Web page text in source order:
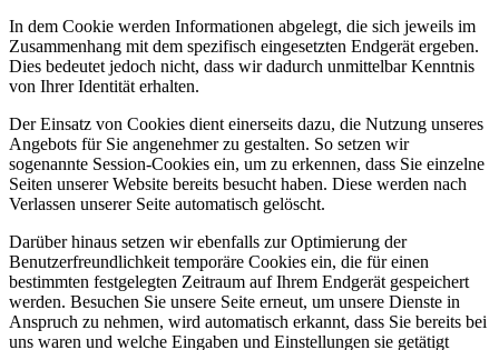
In dem Cookie werden Informationen abgelegt, die sich jeweils im
Zusammenhang mit dem spezifisch eingesetzten Endgerät ergeben.
Dies bedeutet jedoch nicht, dass wir dadurch unmittelbar Kenntnis
von Ihrer Identität erhalten.
Der Einsatz von Cookies dient einerseits dazu, die Nutzung unseres
Angebots für Sie angenehmer zu gestalten. So setzen wir
sogenannte Session-Cookies ein, um zu erkennen, dass Sie einzelne
Seiten unserer Website bereits besucht haben. Diese werden nach
Verlassen unserer Seite automatisch gelöscht.
Darüber hinaus setzen wir ebenfalls zur Optimierung der
Benutzerfreundlichkeit temporäre Cookies ein, die für einen
bestimmten festgelegten Zeitraum auf Ihrem Endgerät gespeichert
werden. Besuchen Sie unsere Seite erneut, um unsere Dienste in
Anspruch zu nehmen, wird automatisch erkannt, dass Sie bereits bei
uns waren und welche Eingaben und Einstellungen sie getätigt